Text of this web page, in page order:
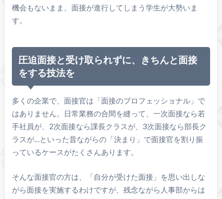
機会もないまま、面接が進行してしまう学生が大勢いま
す。
圧迫面接と受け取られずに、きちんと面接
をする技法を
多くの企業で、面接官は「面接のプロフェッショナル」で
はありません。日常業務の合間を縫って、一次面接なら若
手社員が、2次面接なら課長クラスが、3次面接なら部長ク
ラスが…といった昔ながらの「決まり」で面接官を割り振
っているケースがたくさんあります。
そんな面接官の方は、「自分が受けた面接」を思い出しな
がら面接を実施するわけですが、残念ながら人事部からは